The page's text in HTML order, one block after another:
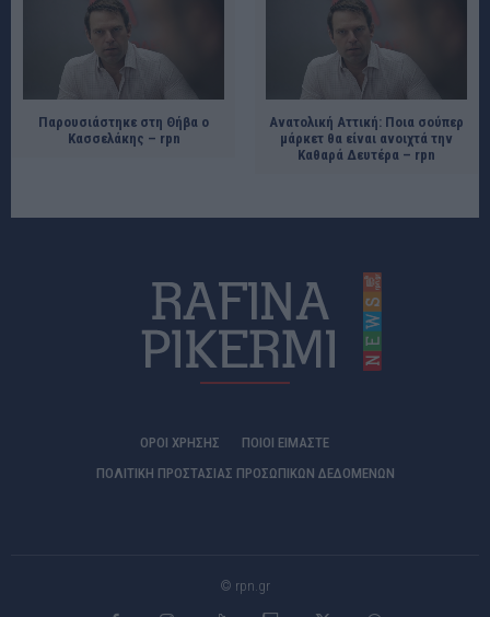
Παρουσιάστηκε στη Θήβα ο
Kασσελάκης – rpn
Ανατολική Αττική: Ποια σούπερ
μάρκετ θα είναι ανοιχτά την
Καθαρά Δευτέρα – rpn
ΟΡΟΙ ΧΡΗΣΗΣ
ΠΟΙΟΊ ΕΊΜΑΣΤΕ
ΠΟΛΙΤΙΚΗ ΠΡΟΣΤΑΣΙΑΣ ΠΡΟΣΩΠΙΚΩΝ ΔΕΔΟΜΕΝΩΝ
© rpn.gr